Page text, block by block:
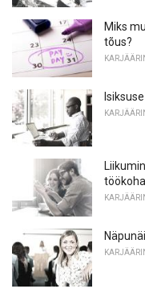
Miks
tõus?